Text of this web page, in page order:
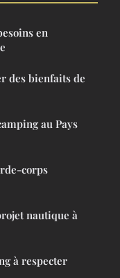
en
au Pays
corps
nautique à
à respecter